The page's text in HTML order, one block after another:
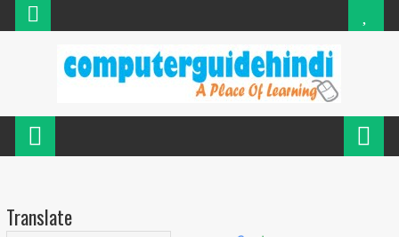
Translate